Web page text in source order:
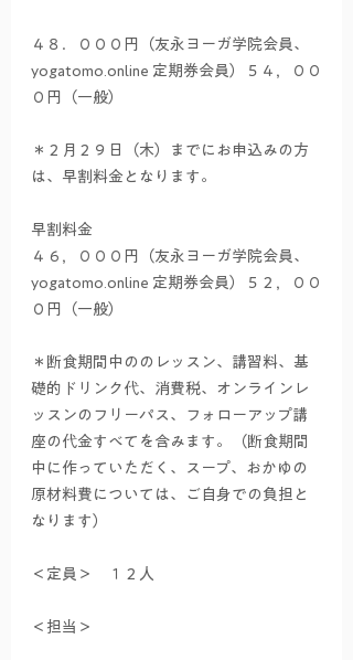
４８．０００円（友永ヨーガ学院会員、
yogatomo.online 定期券会員）５４，００
０円（一般）
＊２月２９日（木）までにお申込みの方
は、早割料金となります。
早割料金
４６，０００円（友永ヨーガ学院会員、
yogatomo.online 定期券会員）５２，００
０円（一般）
＊断食期間中ののレッスン、講習料、基
礎的ドリンク代、消費税、オンラインレ
ッスンのフリーパス、フォローアップ講
座の代金すべてを含みます。（断食期間
中に作っていただく、スープ、おかゆの
原材料費については、ご自身での負担と
なります）
＜定員＞　１２人
＜担当＞